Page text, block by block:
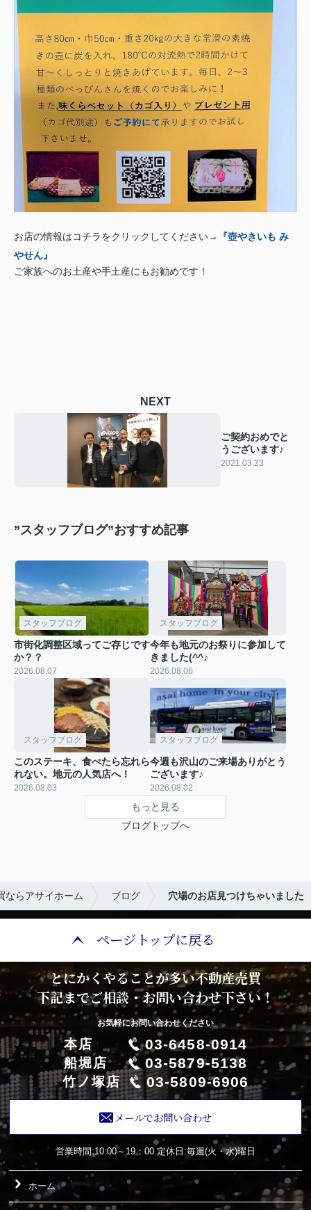
お店の情報はコチラをクリックしてください→
『壺やきいも み
やせん』
ご家族へのお土産や手土産にもお勧めです！
NEXT
ご契約おめでと
うございます♪
2021.03.23
”スタッフブログ”おすすめ記事
スタッフブログ
市街化調整区域ってご存じです
か？？
2026.08.07
スタッフブログ
今年も地元のお祭りに参加して
きました(^^♪
2026.08.06
スタッフブログ
このステーキ、食べたら忘れら
れない。地元の人気店へ！
2026.08.03
スタッフブログ
今週も沢山のご来場ありがとう
ございます♪
2026.08.02
もっと見る
ブログトップへ
ならアサイホーム ブログ 穴場のお店見つけちゃいました
ページトップに戻る
とにかくやることが多い不動産売買
下記までご相談・お問い合わせ下さい！
お気軽にお問い合わせください
本店 03-6458-0914
船堀店 03-5879-5138
竹ノ塚店 03-5809-6906
メールでお問い合わせ
営業時間:10:00～19：00 定休日:毎週(火・水)曜日
ホーム